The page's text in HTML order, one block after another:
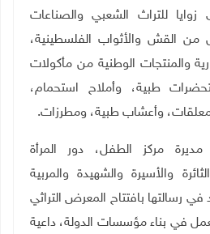
زوايا للتراث الشعبي والصناعات
من القش والأثواب الفلسطينية،
والمنتجات الوطنية من مأكولات
طبية، وأملاح استحمام،
وأعشاب طبية، ومطرزات.
مركز الطفل، دور المرأة
والأسيرة والشهيدة والمربية
رسالتها بافتتاح المعرض التراثي
في بناء مؤسسات الدولة، داعية